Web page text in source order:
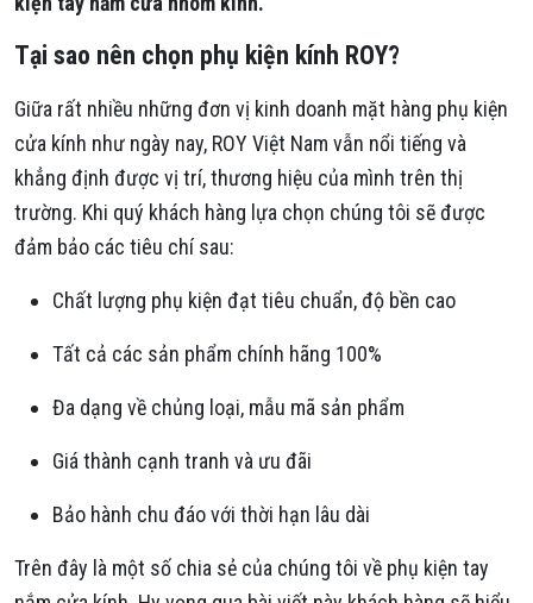
Tại sao nên chọn phụ kiện kính ROY?
Giữa rất nhiều những đơn vị kinh doanh mặt hàng phụ kiện
cửa kính như ngày nay, ROY Việt Nam vẫn nổi tiếng và
khẳng định được vị trí, thương hiệu của mình trên thị
trường. Khi quý khách hàng lựa chọn chúng tôi sẽ được
đảm bảo các tiêu chí sau:
Chất lượng phụ kiện đạt tiêu chuẩn, độ bền cao
Tất cả các sản phẩm chính hãng 100%
Đa dạng về chủng loại, mẫu mã sản phẩm
Giá thành cạnh tranh và ưu đãi
Bảo hành chu đáo với thời hạn lâu dài
Trên đây là một số chia sẻ của chúng tôi về phụ kiện tay